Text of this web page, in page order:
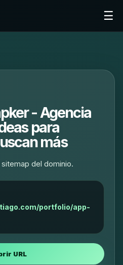
☰
- Agencia
para
más
del dominio.
portfolio/app-
URL